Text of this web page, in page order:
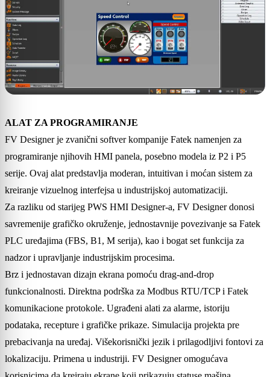
ALAT ZA PROGRAMIRANJE
FV Designer je zvanični softver kompanije Fatek namenjen za
programiranje njihovih HMI panela, posebno modela iz P2 i P5
serije. Ovaj alat predstavlja moderan, intuitivan i moćan sistem za
kreiranje vizuelnog interfejsa u industrijskoj automatizaciji.
Za razliku od starijeg PWS HMI Designer-a, FV Designer donosi
savremenije grafičko okruženje, jednostavnije povezivanje sa Fatek
PLC uređajima (FBS, B1, M serija), kao i bogat set funkcija za
nadzor i upravljanje industrijskim procesima.
Brz i jednostavan dizajn ekrana pomoću drag-and-drop
funkcionalnosti. Direktna podrška za Modbus RTU/TCP i Fatek
komunikacione protokole. Ugrađeni alati za alarme, istoriju
podataka, recepture i grafičke prikaze. Simulacija projekta pre
prebacivanja na uređaj. Višekorisnički jezik i prilagodljivi fontovi za
lokalizaciju. Primena u industriji. FV Designer omogućava